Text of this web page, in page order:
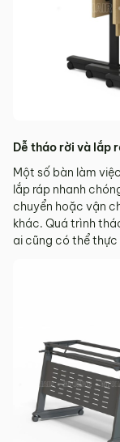
Dễ tháo rời và lắp
Một số bàn làm
lắp ráp nhanh
chuyển hoặc vận
khác. Quá trình
ai cũng có thể thực